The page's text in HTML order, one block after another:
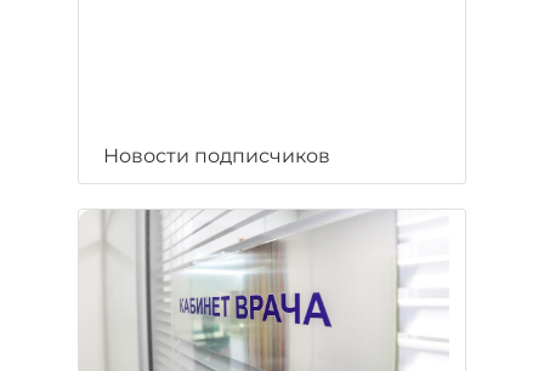
Новости подписчиков